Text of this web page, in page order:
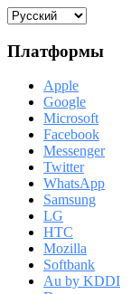
Платформы
Apple
Google
Microsoft
Facebook
Messenger
Twitter
WhatsApp
Samsung
LG
HTC
Mozilla
Softbank
Au by KDDI